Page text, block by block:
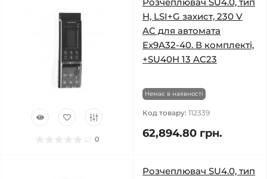
0
H, LSI+G захист, 230 V
AC для автомата
Ex9A32-40. В комплекті,
+SU40H 13 AC23
Немає в наявності
Код товару: 112339
62,894.80 грн.
Розчеплювач SU4.0, тип